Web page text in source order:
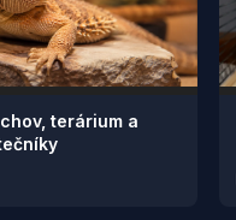
terárium a